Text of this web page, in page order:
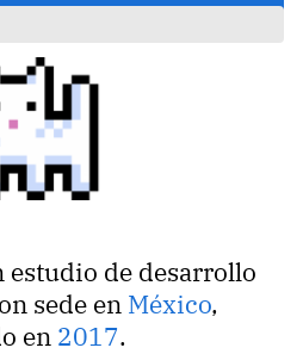
estudio de desarrollo
sede en México,
en 2017.